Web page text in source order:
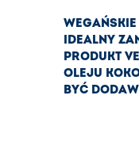
IDEALNY
PRODUKT
OLEJU
BYĆ